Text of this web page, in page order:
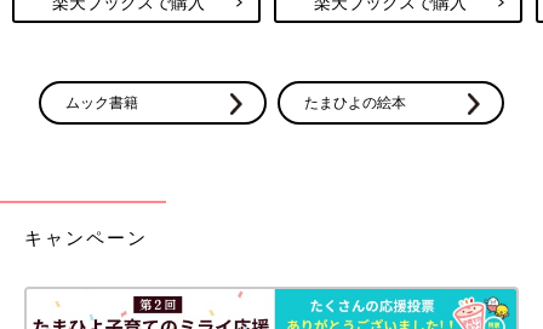
ムック書籍 たまひよの絵本
キャンペーン